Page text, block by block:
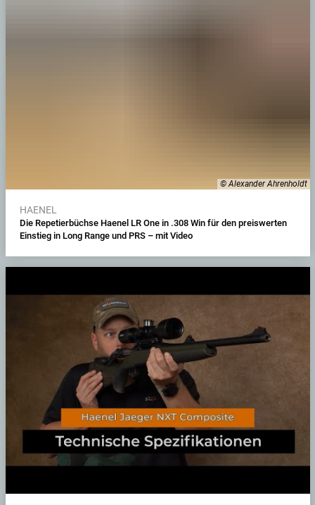
© Alexander Ahrenholdt
HAENEL
Die Repetierbüchse Haenel LR One in .308 Win für den preiswerten
Einstieg in Long Range und PRS – mit Video